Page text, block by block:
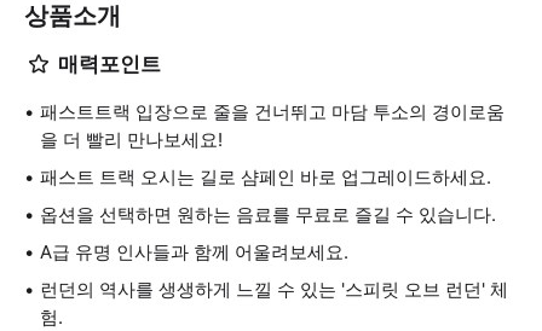
상품소개
매력포인트
패스트트랙 입장으로 줄을 건너뛰고 마담 투소의 경이로움
을 더 빨리 만나보세요!
패스트 트랙 오시는 길로 샴페인 바로 업그레이드하세요.
옵션을 선택하면 원하는 음료를 무료로 즐길 수 있습니다.
A급 유명 인사들과 함께 어울려보세요.
런던의 역사를 생생하게 느낄 수 있는 '스피릿 오브 런던' 체
험.